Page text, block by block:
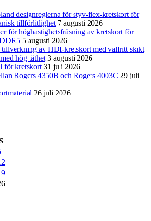
designreglerna för styv-flex-kretskort för
tillförlitlighet 7 augusti 2026
för höghastighetsfräsning av kretskort för
5 augusti 2026
tillverkning av HDI-kretskort med valfritt skikt
hög täthet 3 augusti 2026
för kretskort 31 juli 2026
Rogers 4350B och Rogers 4003C 29 juli
26 juli 2026
S